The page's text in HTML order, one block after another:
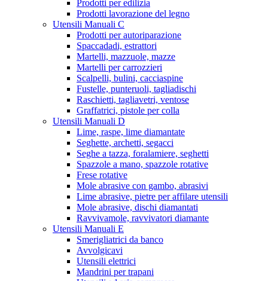
Prodotti per edilizia
Prodotti lavorazione del legno
Utensili Manuali C
Prodotti per autoriparazione
Spaccadadi, estrattori
Martelli, mazzuole, mazze
Martelli per carrozzieri
Scalpelli, bulini, cacciaspine
Fustelle, punteruoli, tagliadischi
Raschietti, tagliavetri, ventose
Graffatrici, pistole per colla
Utensili Manuali D
Lime, raspe, lime diamantate
Seghette, archetti, segacci
Seghe a tazza, foralamiere, seghetti
Spazzole a mano, spazzole rotative
Frese rotative
Mole abrasive con gambo, abrasivi
Lime abrasive, pietre per affilare utensili
Mole abrasive, dischi diamantati
Ravvivamole, ravvivatori diamante
Utensili Manuali E
Smerigliatrici da banco
Avvolgicavi
Utensili elettrici
Mandrini per trapani